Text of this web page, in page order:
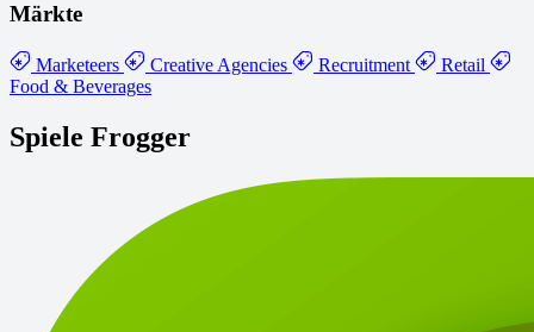
Märkte
Marketeers Creative Agencies Recruitment
Retail
Food & Beverages
Spiele Frogger